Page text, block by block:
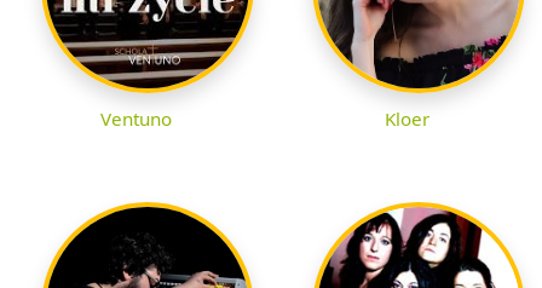
Ventuno Kloer